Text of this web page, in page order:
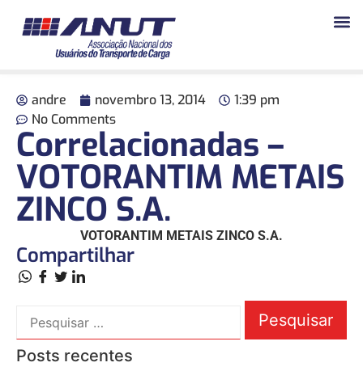
andre novembro 13, 2014
1:39 pm
No Comments
Correlacionadas –
VOTORANTIM METAIS
ZINCO S.A.
VOTORANTIM METAIS ZINCO S.A.
Compartilhar
Posts recentes